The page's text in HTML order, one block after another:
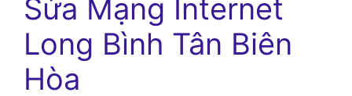
Sửa Mạng Internet
Long Bình Tân Biên
Hòa